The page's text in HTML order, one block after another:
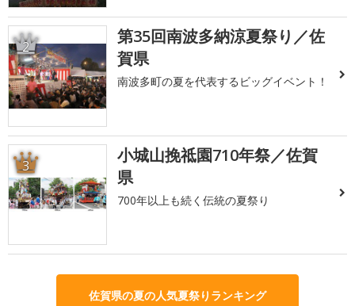
2
第35回南波多納涼夏祭り／佐
賀県
南波多町の夏を代表するビッグイベント！
3
小城山挽祗園710年祭／佐賀
県
700年以上も続く伝統の夏祭り
佐賀県の夏の人気夏祭りランキング